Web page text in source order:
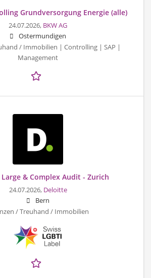
Grundversorgung Energie (alle)
24.07.2026, BKW AG
Ostermundigen
/ Immobilien | Controlling | SAP |
Management
& Complex Audit - Zurich
24.07.2026, Deloitte
Bern
/ Treuhand / Immobilien